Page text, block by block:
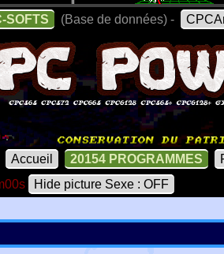
SOFTS (Base de données) -
Accueil 20154 PROGRAMMES
Hide picture Sexe : OFF